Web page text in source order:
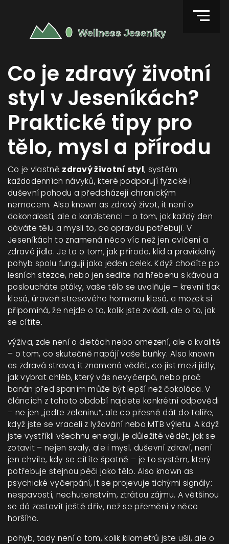
Co je zdravý životní
styl v Jeseníkách?
Praktické tipy pro
tělo, mysl a přírodu
Co je vlastně zdravý životní styl, systém
každodenních návyků, které podporují fyzické i
duševní pohodu a předcházejí chronickým
nemocem. Also known as zdravý život, itnení o
dokonalosti, ale o konzistenci – o tom, jak každý den
dáváte tělu a mysli to, co opravdu potřebují. V
Jeseníkách to znamená něco víc než jen cvičení a
zdravé jídlo. Je to o tom, jak příroda, klid a pravidelný
pohyb spolu fungují jako jeden celek. Když chodíte po
lesních stezce, nebo jen sedíte na hřebenu s kávou a
posloucháte ptáky, vaše tělo se uvolňuje – krevní tlak
klesá, úroveň stresového hormonu klesá, a mozek si
připomíná, že nejde o to, kolik jste zvládli, ale o to, jak
se cítíte.
výživa, zde není o dietách nebo omezení, ale o kvalitě
– o tom, co skutečně napájí vaše buňky. Also known
as zdravá strava, it znamená vědět, co jíst mezi jídly,
jak vybrat chléb, který vás nevyčerpá, nebo proč
banán před spaním může být lepší než čokoláda. V
článcích z tohoto období najdete konkrétní odpovědi
– ne jen „jedte zeleninu“, ale co přesně dát do talíře,
když jste se vraceli z lyžování nebo MTB výletu. A když
jste vystříkli všechnu energii, je důležité vědět, jak se
zotavit – nejen svaly, ale i mysl. duševní zdraví,není
jen chvíle, kdy se cítíte špatně – je to systém, který
potřebuje stejnou péči jako tělo. Also known as
psychické vyčerpání, itse projevuje tichými signály:
nespavostí, nechutenstvím, ztrátou zájmu. A většinou
se dá zastavit ještě dřív, než se přemění v něco
horšího.
pohyb,tady není o tom, kolik kilometrů jste ušli, ale o